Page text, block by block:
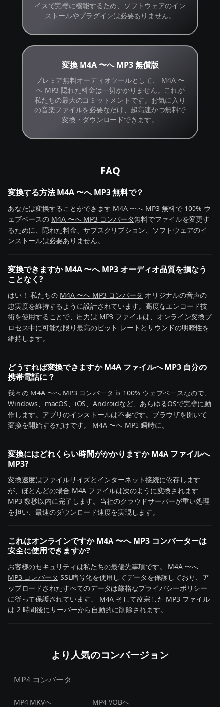
イスで完璧に機能するため、ソフトウェアのイン
ストールやプラグインは必要ありません。
変換 M4A 〜へ MP3 無償版
プレミア無料オーディオツールとして、 M4A 〜
へ MP3 隠れた料金は一切かかりません。これが
私たちの最大のコミットメントです。お気に入り
の音楽ファイルを必要なだけ、超高速かつ無料で
変換・ダウンロードできます。
FAQ
変換する方法 M4A 〜へ MP3 無料で？
あなたは変換することができます M4A 〜へ MP3 無料で 100% ウ
ェブベースの M4A 〜へ MP3 コンバータ無料でファイルを変更す
るために、隠れた料金、サブスクリプション、ソフトウェアのイ
ンストールは必要ありません。
変換できますか M4A 〜へ MP3 オーディオ品質を損なう
ことなく?
はい！ 私たちの M4A 〜へ MP3 コンバータ オリジナルの音声の
忠実度を維持するように設計されています。高度なエンコード技
術を使用することで、出力は MP3 ファイルは、オンライン変換プ
ロセス中に可能な限り最高のビット レートとサウンドの明瞭性を
維持します。
どうすれば変換できますか M4A ファイルへ MP3 自分の
携帯電話に？
我々の M4A 〜へ MP3 コンバータ is 100% ウェブベースなので、
Windows、macOS、iOS、Androidなど、あらゆるOSで完璧に動
作します。アプリのインストールは不要です。ブラウザを開いて
変換を開始するだけです。 M4A 〜へ MP3 瞬時に。
変換にはどれくらい時間がかかりますか M4A ファイルへ
MP3?
変換速度はファイルサイズとインターネット接続に依存します
が、ほとんどの場合 M4A ファイルは次のように変換されます
MP3 数秒以内に完了します。当社のクラウドサーバーが重い処理
を担い、最速のダウンロード速度を実現します。
これはオンラインですか M4A 〜へ MP3 コンバーターは
安全に使用できますか?
お客様のセキュリティは私たちの最優先事項です。 M4A 〜へ
MP3 コンバータ SSL暗号化を使用してデータを保護しており、ア
ップロードされたすべてのデータは厳格なプライバシーポリシー
に従って保護されています。 M4A そして改宗した MP3 ファイル
は 2 時間後にサーバーから自動的に削除されます。
より人気のコンバージョン
MP4 コンバータ
MP4 MKVへ MP4 VOBへ